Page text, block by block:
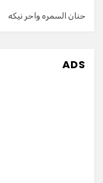
حنان السمره واحر نيكه
ADS